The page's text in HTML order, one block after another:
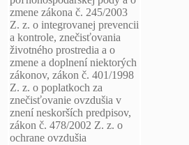
zmene zákona č. 245/2003
Z. z. o integrovanej prevencii
a kontrole, znečisťovania
životného prostredia a o
zmene a doplnení niektorých
zákonov, zákon č. 401/1998
Z. z. o poplatkoch za
znečisťovanie ovzdušia v
znení neskorších predpisov,
zákon č. 478/2002 Z. z. o
ochrane ovzdušia